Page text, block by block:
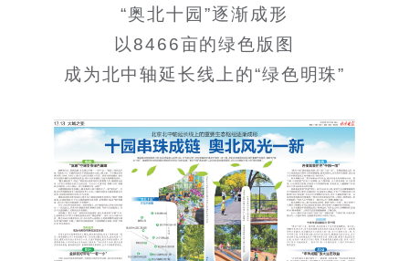
“奥北十园”逐渐成形
以8466亩的绿色版图
成为北中轴延长线上的“绿色明珠”